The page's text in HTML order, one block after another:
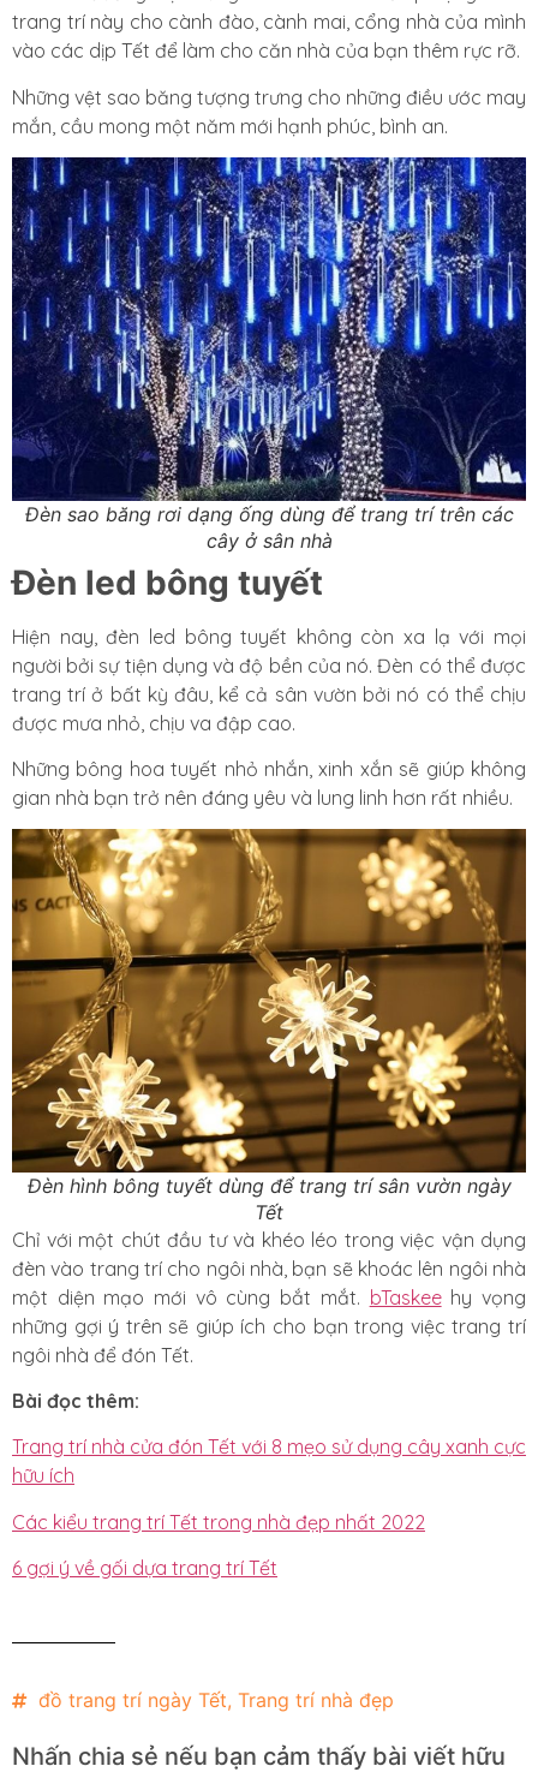
trang trí này cho cành đào, cành mai, cổng nhà của mình
vào các dịp Tết để làm cho căn nhà của bạn thêm rực rỡ.
Những vệt sao băng tượng trưng cho những điều ước may
mắn, cầu mong một năm mới hạnh phúc, bình an.
Đèn sao băng rơi dạng ống dùng để trang trí trên các
cây ở sân nhà
Đèn led bông tuyết
Hiện nay, đèn led bông tuyết không còn xa lạ với mọi
người bởi sự tiện dụng và độ bền của nó. Đèn có thể được
trang trí ở bất kỳ đâu, kể cả sân vườn bởi nó có thể chịu
được mưa nhỏ, chịu va đập cao.
Những bông hoa tuyết nhỏ nhắn, xinh xắn sẽ giúp không
gian nhà bạn trở nên đáng yêu và lung linh hơn rất nhiều.
Đèn hình bông tuyết dùng để trang trí sân vườn ngày
Tết
Chỉ với một chút đầu tư và khéo léo trong việc vận dụng
đèn vào trang trí cho ngôi nhà, bạn sẽ khoác lên ngôi nhà
một diện mạo mới vô cùng bắt mắt. bTaskeehy vọng
những gợi ý trên sẽ giúp ích cho bạn trong việc trang trí
ngôi nhà để đón Tết.
Bài đọc thêm:
Trang trí nhà cửa đón Tết với 8 mẹo sử dụng cây xanh cực
hữu ích
Các kiểu trang trí Tết trong nhà đẹp nhất 2022
6 gợi ý về gối dựa trang trí Tết
đồ trang trí ngày Tết, Trang trí nhà đẹp
Nhấn chia sẻ nếu bạn cảm thấy bài viết hữu